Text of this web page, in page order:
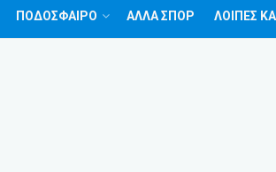
ΠΟΔΟΣΦΑΙΡΟ ΑΛΛΑ ΣΠΟΡ ΛΟΙΠΕΣ